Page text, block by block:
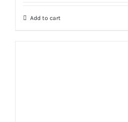
Add to cart